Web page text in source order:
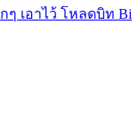
ๆ เอาไว้ โหลดบิท Bi